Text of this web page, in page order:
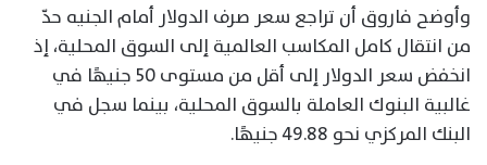
وأوضح فاروق أن تراجع سعر صرف الدولار أمام الجنيه حدّ
من انتقال كامل المكاسب العالمية إلى السوق المحلية، إذ
انخفض سعر الدولار إلى أقل من مستوى 50 جنيهًا في
غالبية البنوك العاملة بالسوق المحلية، بينما سجل في
البنك المركزي نحو 49.88 جنيهًا.